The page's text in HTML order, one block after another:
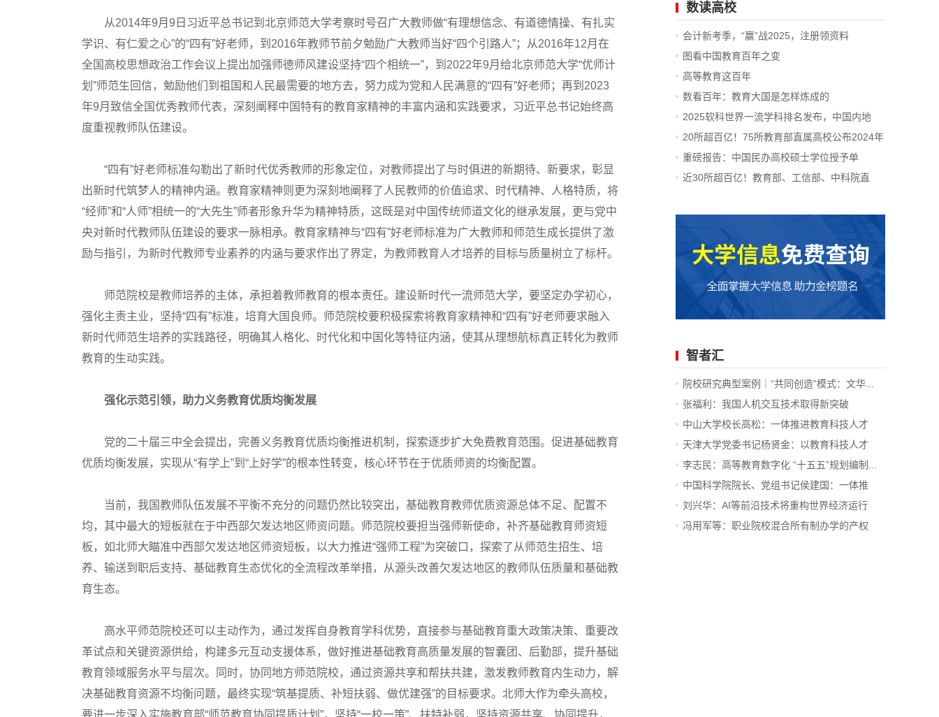
从2014年9月9日习近平总书记到北京师范大学考察时号召广大教师做“有理想信念、有道德情操、有扎实
学识、有仁爱之心”的“四有”好老师，到2016年教师节前夕勉励广大教师当好“四个引路人”；从2016年12月在
全国高校思想政治工作会议上提出加强师德师风建设坚持“四个相统一”，到2022年9月给北京师范大学“优师计
划”师范生回信，勉励他们到祖国和人民最需要的地方去，努力成为党和人民满意的“四有”好老师；再到2023
年9月致信全国优秀教师代表，深刻阐释中国特有的教育家精神的丰富内涵和实践要求，习近平总书记始终高
度重视教师队伍建设。
“四有”好老师标准勾勒出了新时代优秀教师的形象定位，对教师提出了与时俱进的新期待、新要求，彰显
出新时代筑梦人的精神内涵。教育家精神则更为深刻地阐释了人民教师的价值追求、时代精神、人格特质，将
“经师”和“人师”相统一的“大先生”师者形象升华为精神特质，这既是对中国传统师道文化的继承发展，更与党中
央对新时代教师队伍建设的要求一脉相承。教育家精神与“四有”好老师标准为广大教师和师范生成长提供了激
励与指引，为新时代教师专业素养的内涵与要求作出了界定，为教师教育人才培养的目标与质量树立了标杆。
师范院校是教师培养的主体，承担着教师教育的根本责任。建设新时代一流师范大学，要坚定办学初心，
强化主责主业，坚持“四有”标准，培育大国良师。师范院校要积极探索将教育家精神和“四有”好老师要求融入
新时代师范生培养的实践路径，明确其人格化、时代化和中国化等特征内涵，使其从理想航标真正转化为教师
教育的生动实践。
强化示范引领，助力义务教育优质均衡发展
党的二十届三中全会提出，完善义务教育优质均衡推进机制，探索逐步扩大免费教育范围。促进基础教育
优质均衡发展，实现从“有学上”到“上好学”的根本性转变，核心环节在于优质师资的均衡配置。
当前，我国教师队伍发展不平衡不充分的问题仍然比较突出，基础教育教师优质资源总体不足、配置不
均，其中最大的短板就在于中西部欠发达地区师资问题。师范院校要担当强师新使命，补齐基础教育师资短
板，如北师大瞄准中西部欠发达地区师资短板，以大力推进“强师工程”为突破口，探索了从师范生招生、培
养、输送到职后支持、基础教育生态优化的全流程改革举措，从源头改善欠发达地区的教师队伍质量和基础教
育生态。
高水平师范院校还可以主动作为，通过发挥自身教育学科优势，直接参与基础教育重大政策决策、重要改
革试点和关键资源供给，构建多元互动支援体系，做好推进基础教育高质量发展的智囊团、后勤部，提升基础
教育领域服务水平与层次。同时，协同地方师范院校，通过资源共享和帮扶共建，激发教师教育内生动力，解
决基础教育资源不均衡问题，最终实现“筑基提质、补短扶弱、做优建强”的目标要求。北师大作为牵头高校，
要进一步深入实施教育部“师范教育协同提质计划”，坚持“一校一策”、扶特补弱，坚持资源共享、协同提升，
数读高校
会计新考季，“赢”战2025，注册领资料
图看中国教育百年之变
高等教育这百年
数看百年：教育大国是怎样炼成的
2025软科世界一流学科排名发布，中国内地
14...
20所超百亿！75所教育部直属高校公布2024年
决算
重磅报告：中国民办高校硕士学位授予单
位、...
近30所超百亿！教育部、工信部、中科院直
智者汇
院校研究典型案例｜“共同创造”模式：文华...
张福利：我国人机交互技术取得新突破
中山大学校长高松：一体推进教育科技人才
发...
天津大学党委书记杨贤金：以教育科技人才
一...
李志民：高等教育数字化 “十五五”规划编制...
中国科学院院长、党组书记侯建国：一体推
进...
刘兴华：AI等前沿技术将重构世界经济运行
底...
冯用军等：职业院校混合所有制办学的产权